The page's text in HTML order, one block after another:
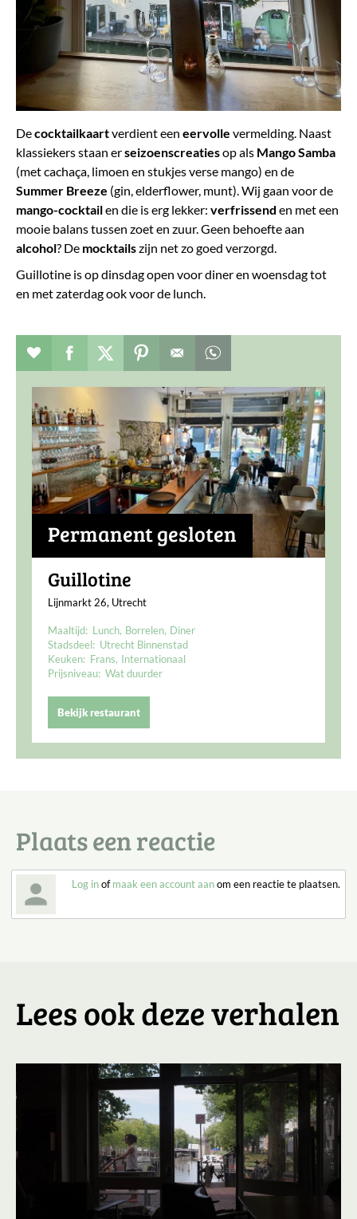
Decocktailkaartverdient een eervolle vermelding. Naast
klassiekers staan erseizoenscreatiesop als Mango Samba
(met cachaça, limoen en stukjes verse mango) en de
Summer Breeze (gin, elderflower, munt). Wij gaan voor de
mango-cocktailen die is erg lekker: verfrissend en met een
mooie balans tussen zoet en zuur. Geen behoefte aan
alcohol? De mocktailszijn net zo goed verzorgd.
Guillotine is op dinsdag open voor diner en woensdag tot
en met zaterdag ook voor de lunch.
Verhaal toevoegen aan favorieten
Deel dit op facebook
Deel dit op twitter
Deel dit op pinterest
Permanent gesloten
Guillotine
Lijnmarkt 26, Utrecht
Maaltijd: Lunch Borrelen Diner
Stadsdeel: Utrecht Binnenstad
Keuken: Frans Internationaal
Prijsniveau: Wat duurder
Bekijk restaurant
Plaats een reactie
Log inofmaak een account aanom een reactie te plaatsen.
Lees ook deze verhalen